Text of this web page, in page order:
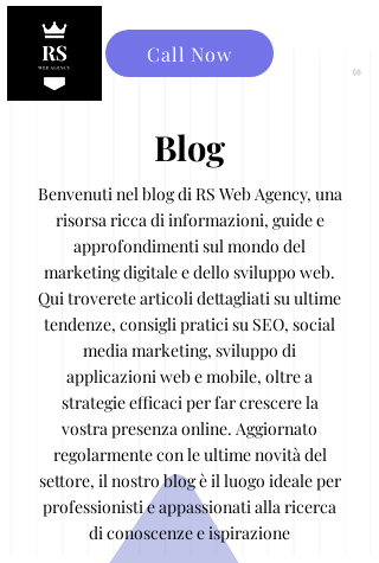
Call Now
Blog
Benvenuti nel blog di RS Web Agency, una
risorsa ricca di informazioni, guide e
approfondimenti sul mondo del
marketing digitale e dello sviluppo web.
Qui troverete articoli dettagliati su ultime
tendenze, consigli pratici su SEO, social
media marketing, sviluppo di
applicazioni web e mobile, oltre a
strategie efficaci per far crescere la
vostra presenza online. Aggiornato
regolarmente con le ultime novità del
settore, il nostro blog è il luogo ideale per
professionisti e appassionati alla ricerca
di conoscenze e ispirazione